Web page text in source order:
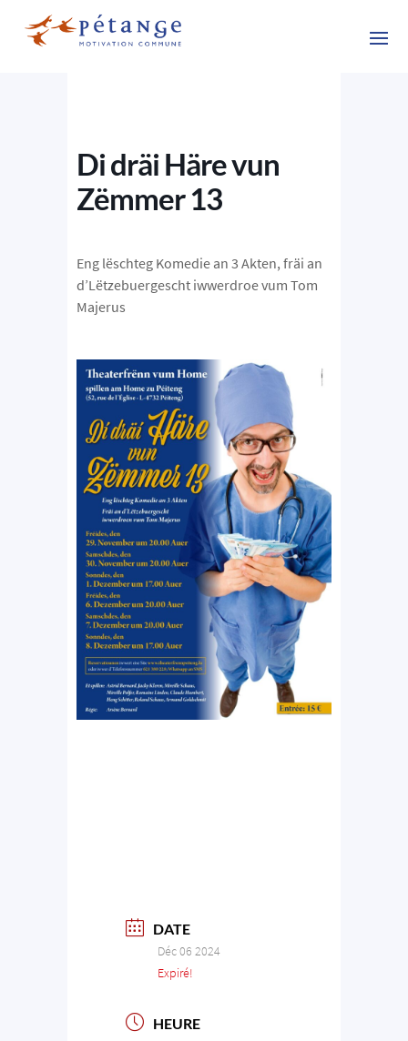
Di dräi Häre vun
Zëmmer 13
Eng lëschteg Komedie an 3 Akten, fräi an
d’Lëtzebuergescht iwwerdroe vum Tom
Majerus
DATE
Déc 06 2024
Expiré!
HEURE